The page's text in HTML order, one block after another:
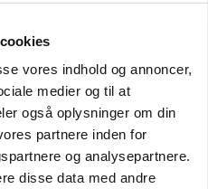
vores indhold og annoncer,
medier og til at
også oplysninger om din
partnere inden for
og analysepartnere.
disse data med andre